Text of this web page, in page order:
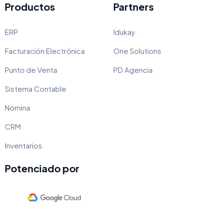
Productos
ERP
Facturación Electrónica
Punto de Venta
Sistema Contable
Nómina
CRM
Inventarios
Partners
Idukay
One Solutions
PD Agencia
Potenciado por